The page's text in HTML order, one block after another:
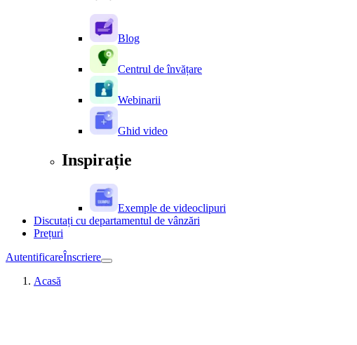
Blog
Centrul de învățare
Webinarii
Ghid video
Inspirație
Exemple de videoclipuri
Discutați cu departamentul de vânzări
Prețuri
AutentificareÎnscriere
Acasă